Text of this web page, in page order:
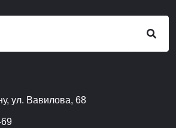
ул. Вавилова, 68